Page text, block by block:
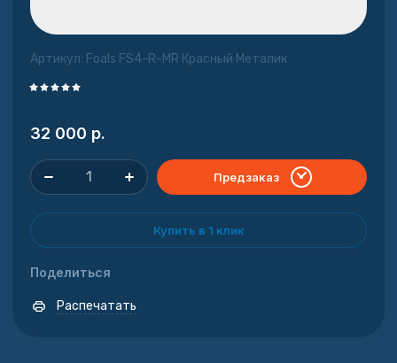
Артикул: Foals FS4-R-MR Красный Металик
32 000 р.
Предзаказ
Купить в 1 клик
Поделиться
Распечатать